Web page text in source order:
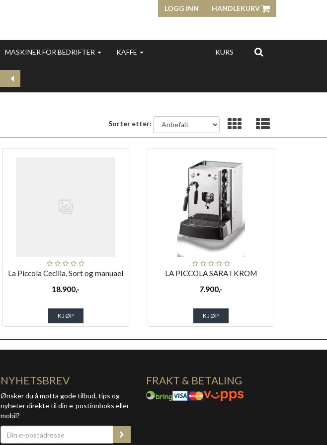
LOGG INN HANDLEKURV
MASKINER FOR BEDRIFTER KAFFE KURS
Sorter etter:
La Piccola Cecilia, Sort og manuael
18.900,-
KJØP
LA PICCOLA SARA I KROM
7.900,-
KJØP
NYHETSBREV
Ønsker du å motta gode tilbud, tips og
nyheter direkte til din e-postinnboks eller
mobil?
FRAKT & BETALING